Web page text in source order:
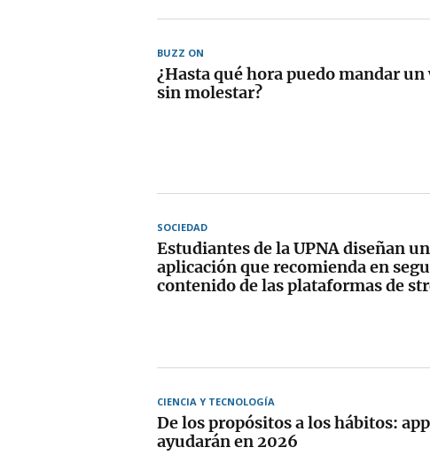
BUZZ ON
¿Hasta qué hora puedo mandar
sin molestar?
SOCIEDAD
Estudiantes de la UPNA diseñan
aplicación que recomienda en
contenido de las plataformas de
CIENCIA Y TECNOLOGÍA
De los propósitos a los hábitos:
ayudarán en 2026